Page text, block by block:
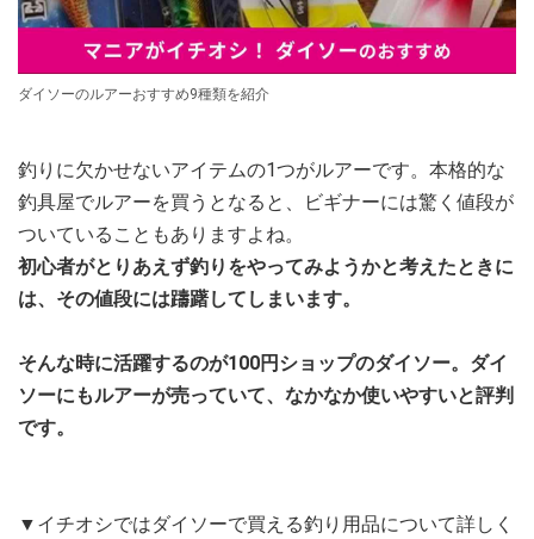
ダイソーのルアーおすすめ9種類を紹介
釣りに欠かせないアイテムの1つがルアーです。本格的な
釣具屋でルアーを買うとなると、ビギナーには驚く値段が
ついていることもありますよね。
初心者がとりあえず釣りをやってみようかと考えたときに
は、その値段には躊躇してしまいます。
そんな時に活躍するのが100円ショップのダイソー。ダイ
ソーにもルアーが売っていて、なかなか使いやすいと評判
です。
▼イチオシではダイソーで買える釣り用品について詳しく